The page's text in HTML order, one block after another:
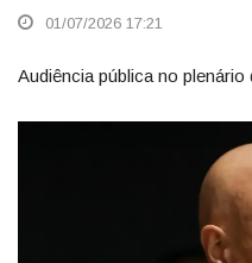
01/07/2026 17:21
Audiência pública no